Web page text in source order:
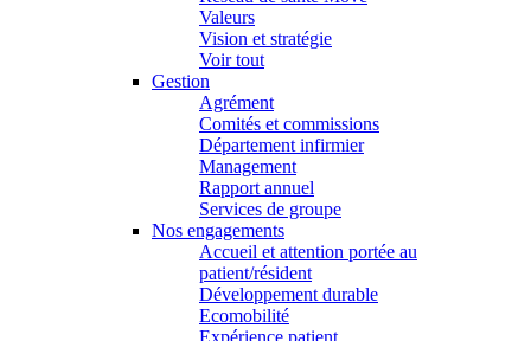
Valeurs
Vision et stratégie
Voir tout
Gestion
Agrément
Comités et commissions
Département infirmier
Management
Rapport annuel
Services de groupe
Nos engagements
Accueil et attention portée au
patient/résident
Développement durable
Ecomobilité